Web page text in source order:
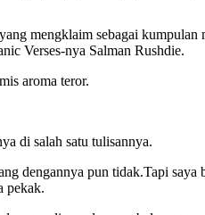
mengklaim sebagai
Verses-nya Salman Rushdie.
aroma teror.
di salah satu tulisannya.
dengannya pun tidak.Tapi
pekak.